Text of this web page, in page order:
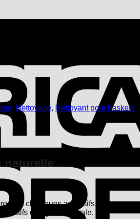
Nettoyage, Nettoyant pour baskets
naturelle
chimiques agressifs. La
actifs d’origine végétale.